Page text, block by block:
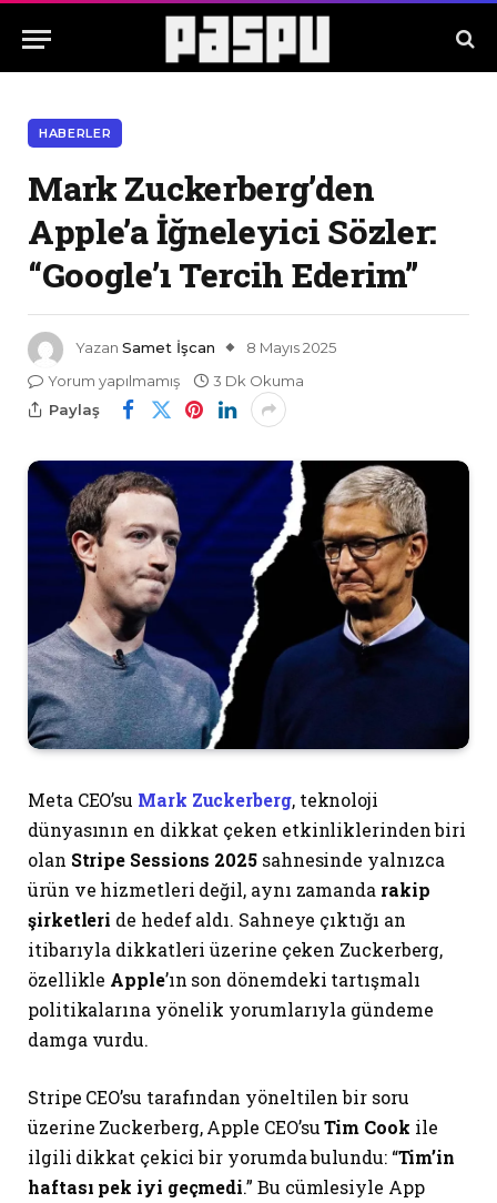
HABERLER
Mark Zuckerberg’den
Apple’a İğneleyici Sözler:
“Google’ı Tercih Ederim”
Yazan Samet İşcan
8 Mayıs 2025
Yorum yapılmamış
3 Dk Okuma
Paylaş
Meta CEO’su Mark Zuckerberg, teknoloji
dünyasının en dikkat çeken etkinliklerinden biri
olan Stripe Sessions 2025 sahnesinde yalnızca
ürün ve hizmetleri değil, aynı zamanda rakip
şirketleri de hedef aldı. Sahneye çıktığı an
itibarıyla dikkatleri üzerine çeken Zuckerberg,
özellikle Apple’ın son dönemdeki tartışmalı
politikalarına yönelik yorumlarıyla gündeme
damga vurdu.
Stripe CEO’su tarafından yöneltilen bir soru
üzerine Zuckerberg, Apple CEO’suTim Cook ile
ilgili dikkat çekici bir yorumda bulundu: “Tim’in
haftası pek iyi geçmedi.” Bu cümlesiyle App